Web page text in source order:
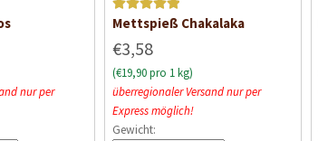
nur per
Bewertet mit
Mettspieß Chakalaka
€3,58
(€19,90 pro 1 kg)
überregionaler Versand nur per
Express möglich!
Gewicht: